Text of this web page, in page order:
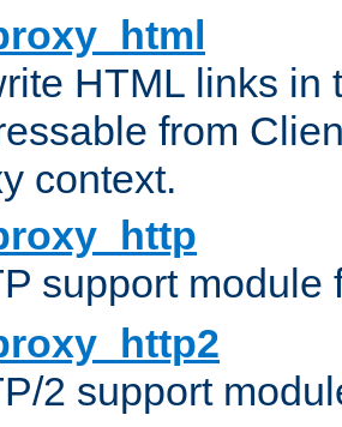
HTML links in
from
context.
support module
2 support